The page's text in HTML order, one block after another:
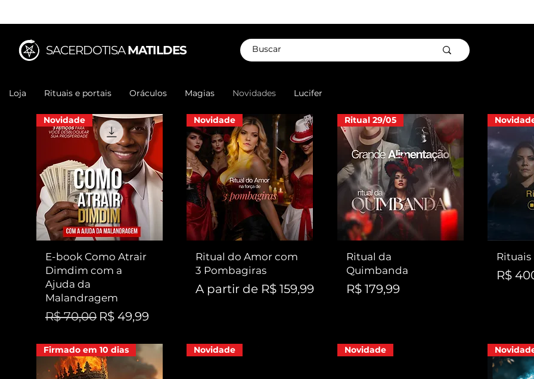
SACERDOTISAMATILDES
Novidade
E-book Como Atrair
Dimdim com a
Ajuda da
Malandragem
Preço normal
R$ 70,00 Preço promocional
R$ 49,99
Novidade
Ritual do Amor com
3 Pombagiras
A partir de R$ 159,99
Preço promocional
Ritual 29/05
Ritual da
Quimbanda
Preço
R$ 179,99
Rituais
Preço
R$
Firmado em 10 dias Novidade Novidade
Loja Rituais e portais Oráculos Magias Novidades Lucifer